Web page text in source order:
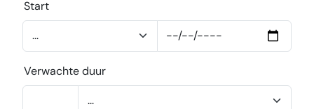
Start
Verwachte duur